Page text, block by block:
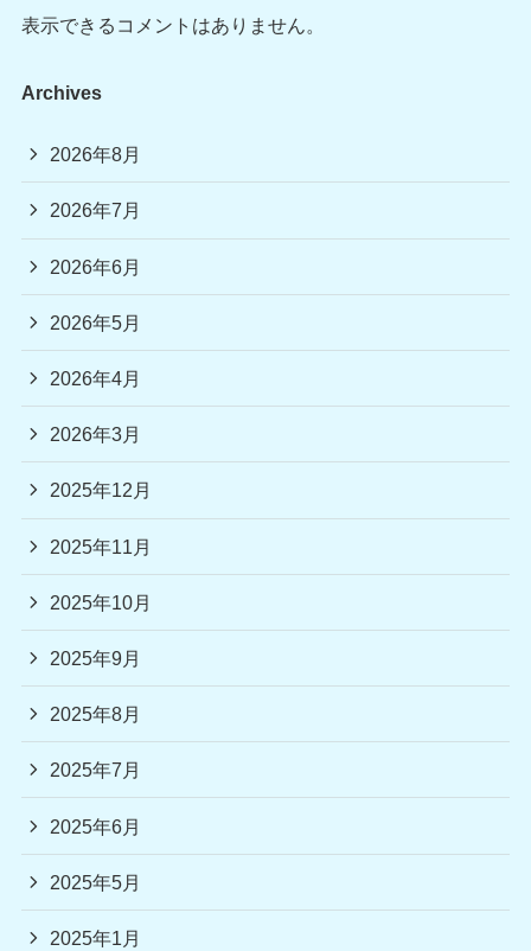
表示できるコメントはありません。
Archives
2026年8月
2026年7月
2026年6月
2026年5月
2026年4月
2026年3月
2025年12月
2025年11月
2025年10月
2025年9月
2025年8月
2025年7月
2025年6月
2025年5月
2025年1月